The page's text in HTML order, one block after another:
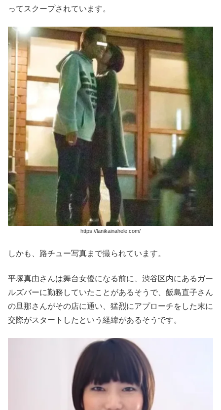
ってスクープされています。
https://lanikainahele.com/
しかも、路チュー写真まで撮られています。
平塚真由さんは舞台女優になる前に、渋谷区内にあるガー
ルズバーに勤務していたことがあるそうで、飯島直子さん
の旦那さんがその店に通い、猛烈にアプローチをした末に
交際がスタートしたという経緯があるそうです。